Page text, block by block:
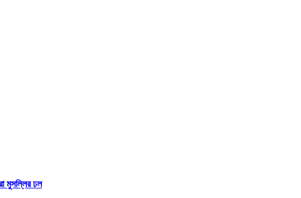
মুসল্লির ঢল